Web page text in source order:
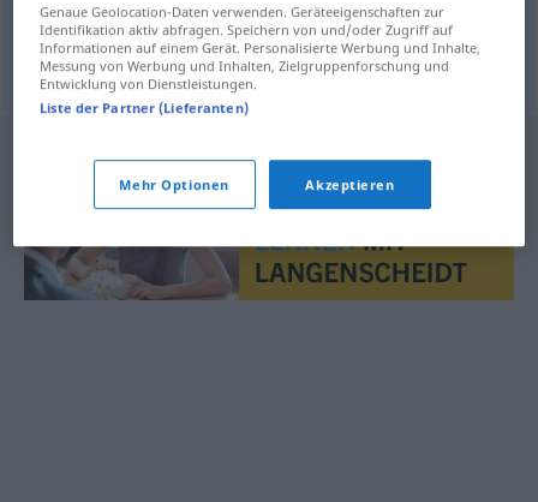
Klebebandn lepenka
Genaue Geolocation-Daten verwenden. Geräteeigenschaften zur
Identifikation aktiv abfragen. Speichern von und/oder Zugriff auf
Informationen auf einem Gerät. Personalisierte Werbung und Inhalte,
Messung von Werbung und Inhalten, Zielgruppenforschung und
Entwicklung von Dienstleistungen.
Liste der Partner (Lieferanten)
Mehr Optionen Akzeptieren